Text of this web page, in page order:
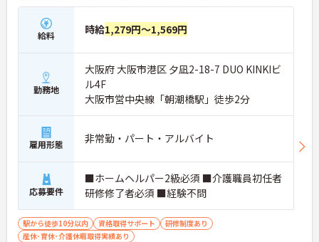
給料 時給1,279円～1,569円
勤務地
大阪府 大阪市港区 夕凪2-18-7 DUO KINKIビ
ル4F
大阪市営中央線「朝潮橋駅」徒歩2分
雇用形態 非常勤・パート・アルバイト
応募要件
■ホームヘルパー2級必須 ■介護職員初任者
研修修了者必須 ■経験不問
駅から徒歩10分以内 資格取得サポート
研修制度あり
産休･育休･介護休暇取得実績あり